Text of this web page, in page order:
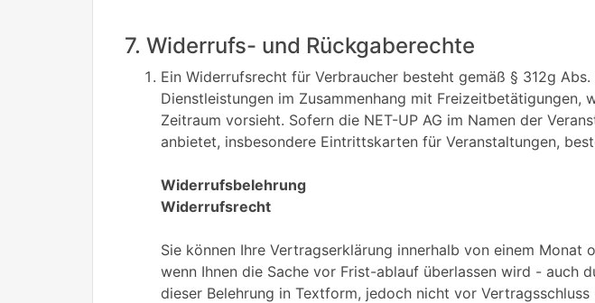
7. Widerrufs- und Rückgaberechte
Ein Widerrufsrecht für Verbraucher besteht gemäß § 312g
Dienstleistungen im Zusammenhang mit
Zeitraum vorsieht. Sofern die NET-UP AG im Namen der
anbietet, insbesondere Eintrittskarten für Veranstaltungen,
Widerrufsbelehrung
Widerrufsrecht
Sie können Ihre Vertragserklärung innerhalb von einem
wenn Ihnen die Sache vor Frist-ablauf überlassen wird - auch
dieser Belehrung in Textform, jedoch nicht vor